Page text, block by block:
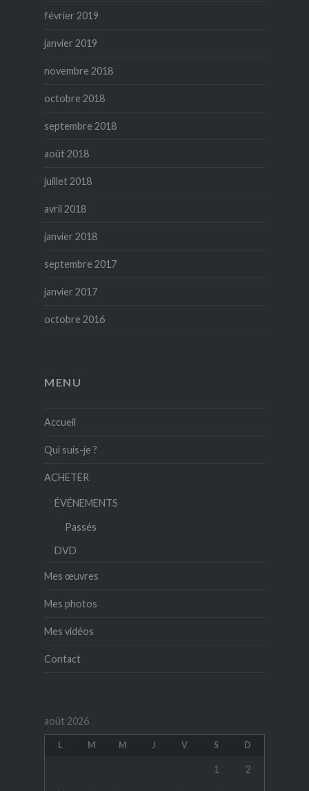
février 2019
janvier 2019
novembre 2018
octobre 2018
septembre 2018
août 2018
juillet 2018
avril 2018
janvier 2018
septembre 2017
janvier 2017
octobre 2016
MENU
Accueil
Qui suis-je ?
ACHETER
ÉVÉNEMENTS
Passés
DVD
Mes œuvres
Mes photos
Mes vidéos
Contact
août 2026
L M M J V S D
1 2